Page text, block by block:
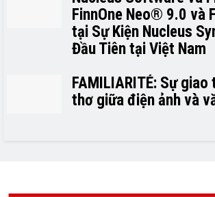
FinnOne Neo® 9.0 và
tại Sự Kiện Nucleus
Đầu Tiên tại Việt Nam
FAMILIARITÉ: Sự
thơ giữa điện ảnh và